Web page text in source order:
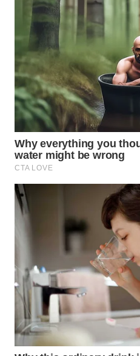
WN
SULUT
WN
MALUKU
WN
MALUT
WN
DAIRI
DANAU
TOBA
WN
LANGKAT
WN
TAPANULI